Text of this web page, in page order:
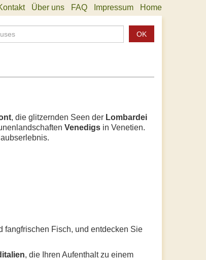
Über uns FAQ Impressum Home
OK
, die glitzernden Seen der Lombardei
Venedigs in Venetien.
fangfrischen Fisch, und entdecken Sie
, die Ihren Aufenthalt zu einem